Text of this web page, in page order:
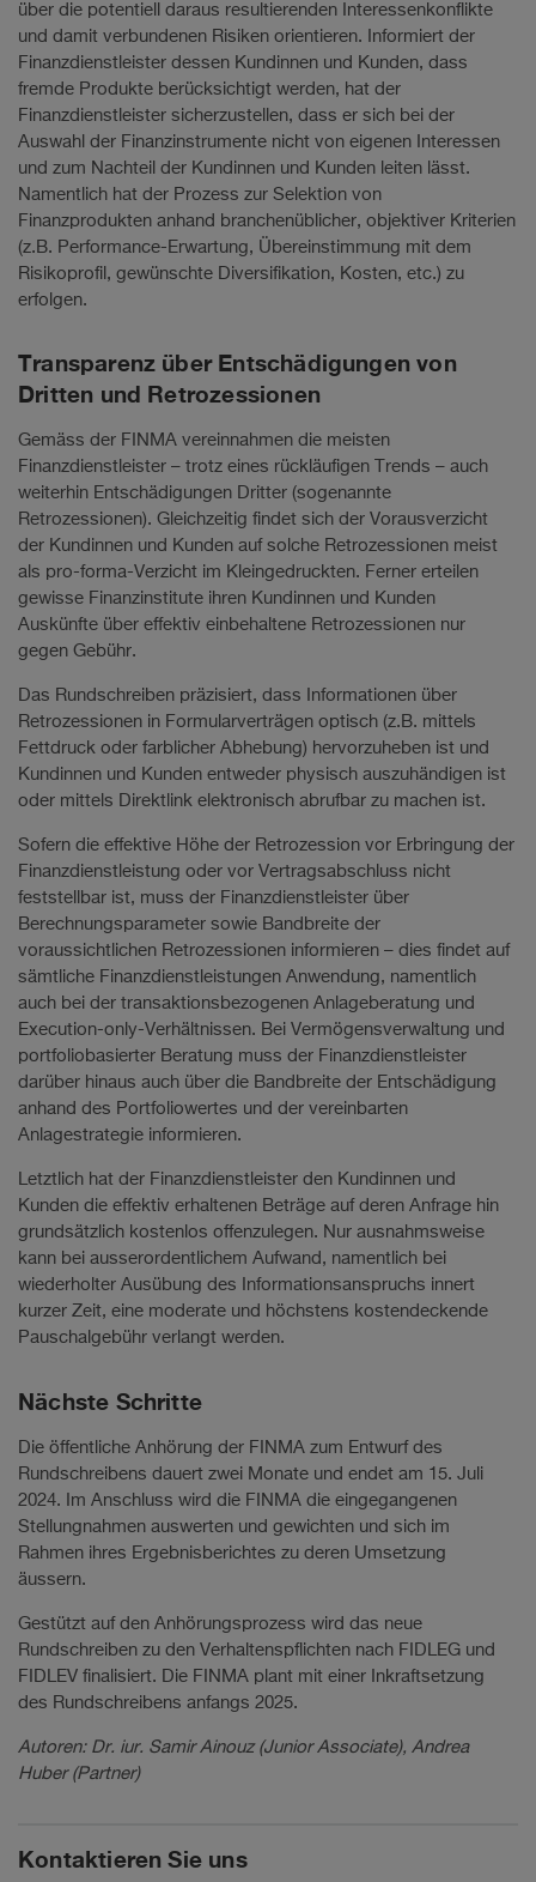
über die potentiell daraus resultierenden Interessenkonflikte
und damit verbundenen Risiken orientieren. Informiert der
Finanzdienstleister dessen Kundinnen und Kunden, dass
fremde Produkte berücksichtigt werden, hat der
Finanzdienstleister sicherzustellen, dass er sich bei der
Auswahl der Finanzinstrumente nicht von eigenen Interessen
und zum Nachteil der Kundinnen und Kunden leiten lässt.
Namentlich hat der Prozess zur Selektion von
Finanzprodukten anhand branchenüblicher, objektiver Kriterien
(z.B. Performance-Erwartung, Übereinstimmung mit dem
Risikoprofil, gewünschte Diversifikation, Kosten, etc.) zu
erfolgen.
Transparenz über Entschädigungen von
Dritten und Retrozessionen
Gemäss der FINMA vereinnahmen die meisten
Finanzdienstleister – trotz eines rückläufigen Trends – auch
weiterhin Entschädigungen Dritter (sogenannte
Retrozessionen). Gleichzeitig findet sich der Vorausverzicht
der Kundinnen und Kunden auf solche Retrozessionen meist
als pro-forma-Verzicht im Kleingedruckten. Ferner erteilen
gewisse Finanzinstitute ihren Kundinnen und Kunden
Auskünfte über effektiv einbehaltene Retrozessionen nur
gegen Gebühr.
Das Rundschreiben präzisiert, dass Informationen über
Retrozessionen in Formularverträgen optisch (z.B. mittels
Fettdruck oder farblicher Abhebung) hervorzuheben ist und
Kundinnen und Kunden entweder physisch auszuhändigen ist
oder mittels Direktlink elektronisch abrufbar zu machen ist.
Sofern die effektive Höhe der Retrozession vor Erbringung der
Finanzdienstleistung oder vor Vertragsabschluss nicht
feststellbar ist, muss der Finanzdienstleister über
Berechnungsparameter sowie Bandbreite der
voraussichtlichen Retrozessionen informieren – dies findet auf
sämtliche Finanzdienstleistungen Anwendung, namentlich
auch bei der transaktionsbezogenen Anlageberatung und
Execution-only-Verhältnissen. Bei Vermögensverwaltung und
portfoliobasierter Beratung muss der Finanzdienstleister
darüber hinaus auch über die Bandbreite der Entschädigung
anhand des Portfoliowertes und der vereinbarten
Anlagestrategie informieren.
Letztlich hat der Finanzdienstleister den Kundinnen und
Kunden die effektiv erhaltenen Beträge auf deren Anfrage hin
grundsätzlich kostenlos offenzulegen. Nur ausnahmsweise
kann bei ausserordentlichem Aufwand, namentlich bei
wiederholter Ausübung des Informationsanspruchs innert
kurzer Zeit, eine moderate und höchstens kostendeckende
Pauschalgebühr verlangt werden.
Nächste Schritte
Die öffentliche Anhörung der FINMA zum Entwurf des
Rundschreibens dauert zwei Monate und endet am 15. Juli
2024. Im Anschluss wird die FINMA die eingegangenen
Stellungnahmen auswerten und gewichten und sich im
Rahmen ihres Ergebnisberichtes zu deren Umsetzung
äussern.
Gestützt auf den Anhörungsprozess wird das neue
Rundschreiben zu den Verhaltenspflichten nach FIDLEG und
FIDLEV finalisiert. Die FINMA plant mit einer Inkraftsetzung
des Rundschreibens anfangs 2025.
Autoren: Dr. iur. Samir Ainouz (Junior Associate), Andrea
Huber (Partner)
Kontaktieren Sie uns